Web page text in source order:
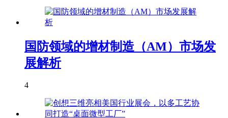
国防领域的增材制造（AM）市场发
展解析
4